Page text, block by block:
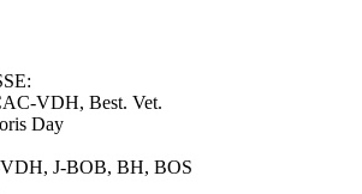
VDH, Best. Vet.
Day
J-BOB, BH, BOS